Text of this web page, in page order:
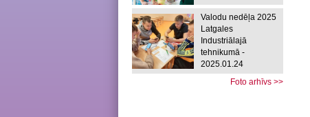
Valodu nedēļa 2025
Latgales
Industriālajā
tehnikumā -
2025.01.24
Foto arhīvs >>